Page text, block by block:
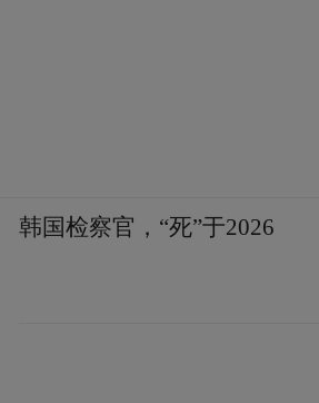
韩国检察官，“死”于2026